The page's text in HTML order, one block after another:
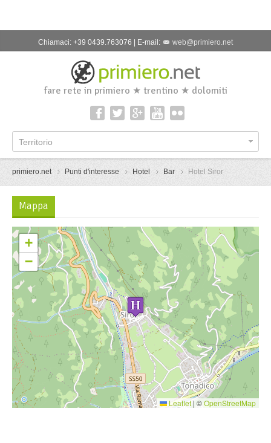
Chiamaci: +39 0439.763076 | E-mail: web@primiero.net
fare rete in primiero ★ trentino ★ dolomiti
Territorio
primiero.net Punti d'interesse Hotel Bar Hotel Siror
Mappa
+
−
Leaflet | ©OpenStreetMap